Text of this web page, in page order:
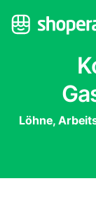
Löhne,